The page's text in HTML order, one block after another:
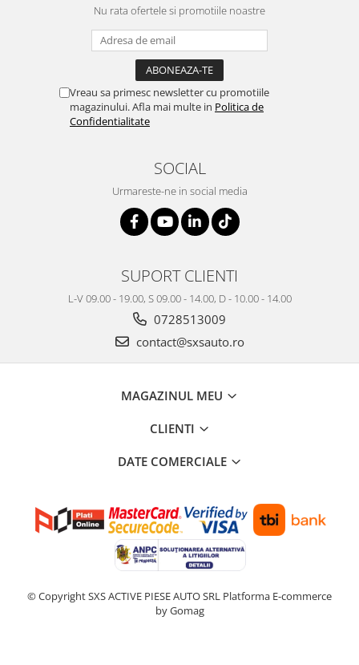
Nu rata ofertele si promotiile noastre
Vreau sa primesc newsletter cu promotiile
magazinului. Afla mai multe in Politica de
Confidentialitate
SOCIAL
Urmareste-ne in social media
SUPORT CLIENTI
L-V 09.00 - 19.00, S 09.00 - 14.00, D - 10.00 - 14.00
0728513009
contact@sxsauto.ro
MAGAZINUL MEU
CLIENTI
DATE COMERCIALE
© Copyright SXS ACTIVE PIESE AUTO SRL Platforma E-commerce
by Gomag